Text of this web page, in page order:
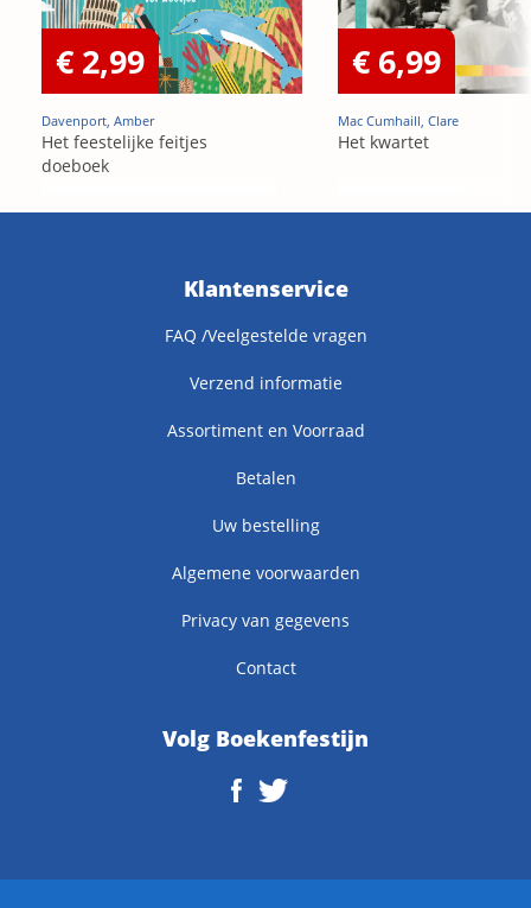
€ 2,99
Davenport, Amber
Het feestelijke feitjes
doeboek
€ 6,99
Mac Cumhaill, Clare
Het kwartet
Klantenservice
FAQ /Veelgestelde vragen
Verzend informatie
Assortiment en Voorraad
Betalen
Uw bestelling
Algemene voorwaarden
Privacy van gegevens
Contact
Volg Boekenfestijn